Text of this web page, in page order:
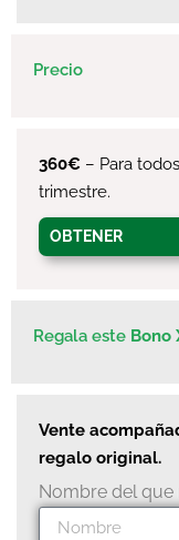
Precio
360€ – Para
trimestre.
OBTENER
Regala este Bono
Vente
regalo original.
Nombre del que